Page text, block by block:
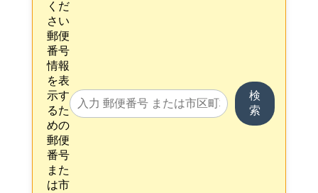
くだ
さい
郵便
番号
情報
を表
示す
るた
めの
郵便
番号
また
は市
検
索